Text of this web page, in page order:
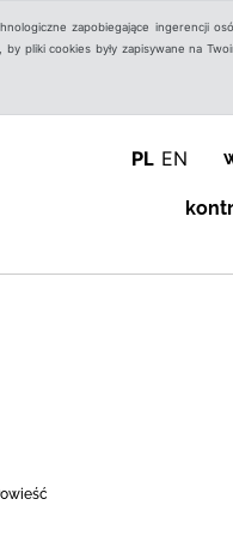
zapobiegające ingerencji
pliki cookies były zapisywane na
PL EN